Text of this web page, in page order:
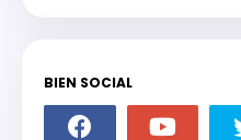
BIEN SOCIAL